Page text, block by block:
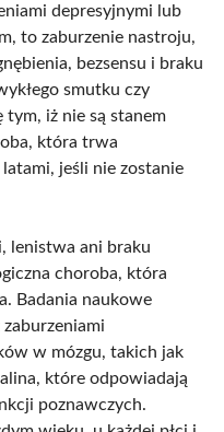
depresyjnymi lub
to zaburzenie nastroju,
bezsensu i braku
smutku czy
iż nie są stanem
która trwa
jeśli nie zostanie
lenistwa ani braku
choroba, która
Badania naukowe
zaburzeniami
w mózgu, takich jak
które odpowiadają
poznawczych.